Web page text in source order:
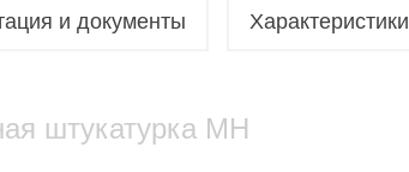
и документы Характеристики
штукатурка МН